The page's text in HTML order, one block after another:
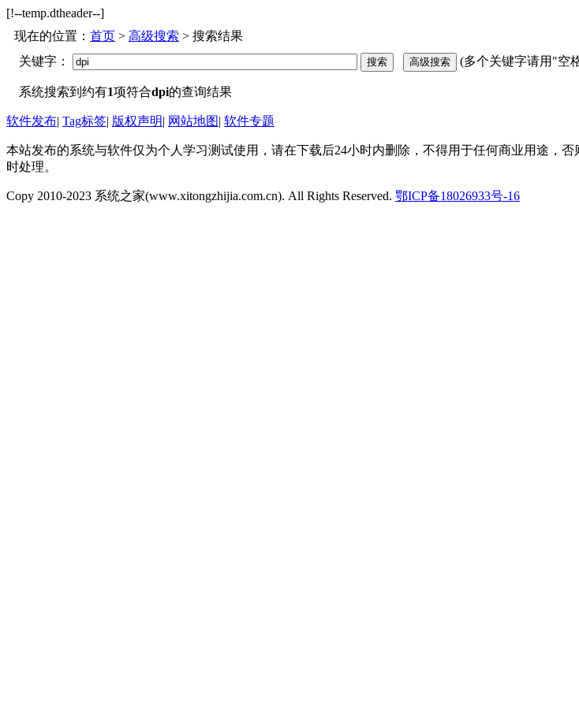
[!--temp.dtheader--]
现在的位置： 首页 > 高级搜索 > 搜索结果
关键字：
(多个关键字请用"空
系统搜索到约有1项符合dpi的查询结果
软件发布| Tag标签| 版权声明| 网站地图| 软件专题
本站发布的系统与软件仅为个人学习测试使用，请在下载后24小时内删除，不得用于任何商业用途，
时处理。
Copy 2010-2023 系统之家(www.xitongzhijia.com.cn). All Rights Reserved. 鄂ICP备18026933号-16